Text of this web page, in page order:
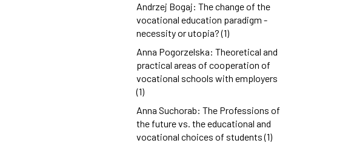
Andrzej Bogaj: The change of the
vocational education paradigm -
necessity or utopia? (1)
Anna Pogorzelska: Theoretical and
practical areas of cooperation of
vocational schools with employers
(1)
Anna Suchorab: The Professions of
the future vs. the educational and
vocational choices of students (1)